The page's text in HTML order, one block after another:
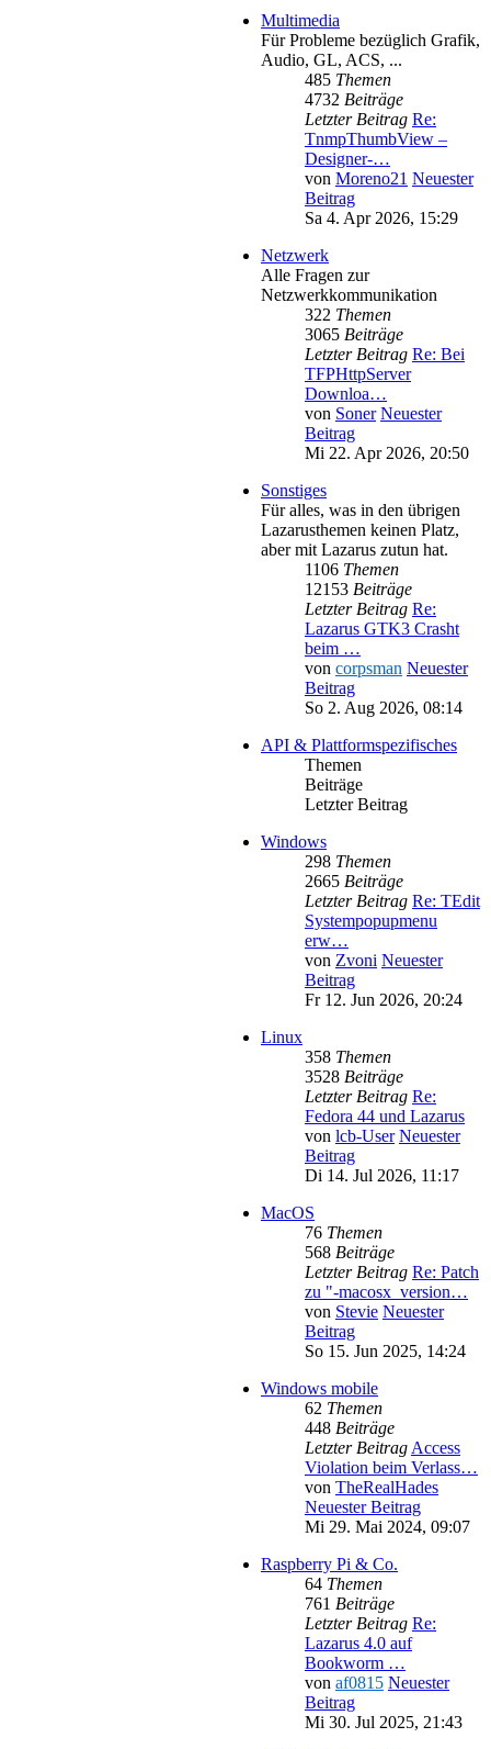
Multimedia
Für Probleme bezüglich Grafik,
Audio, GL, ACS, ...
485 Themen
4732 Beiträge
Letzter Beitrag Re:
TnmpThumbView –
Designer-…
von Moreno21 Neuester
Beitrag
Sa 4. Apr 2026, 15:29
Netzwerk
Alle Fragen zur
Netzwerkkommunikation
322 Themen
3065 Beiträge
Letzter Beitrag Re: Bei
TFPHttpServer
Downloa…
von Soner Neuester
Beitrag
Mi 22. Apr 2026, 20:50
Sonstiges
Für alles, was in den übrigen
Lazarusthemen keinen Platz,
aber mit Lazarus zutun hat.
1106 Themen
12153 Beiträge
Letzter Beitrag Re:
Lazarus GTK3 Crasht
beim …
von corpsman Neuester
Beitrag
So 2. Aug 2026, 08:14
API & Plattformspezifisches
Themen
Beiträge
Letzter Beitrag
Windows
298 Themen
2665 Beiträge
Letzter Beitrag Re: TEdit
Systempopupmenu
erw…
von Zvoni Neuester
Beitrag
Fr 12. Jun 2026, 20:24
Linux
358 Themen
3528 Beiträge
Letzter Beitrag Re:
Fedora 44 und Lazarus
von lcb-User Neuester
Beitrag
Di 14. Jul 2026, 11:17
MacOS
76 Themen
568 Beiträge
Letzter Beitrag Re: Patch
zu "-macosx_version…
von Stevie Neuester
Beitrag
So 15. Jun 2025, 14:24
Windows mobile
62 Themen
448 Beiträge
Letzter BeitragAccess
Violation beim Verlass…
von TheRealHades
Neuester Beitrag
Mi 29. Mai 2024, 09:07
Raspberry Pi & Co.
64 Themen
761 Beiträge
Letzter Beitrag Re:
Lazarus 4.0 auf
Bookworm …
von af0815 Neuester
Beitrag
Mi 30. Jul 2025, 21:43